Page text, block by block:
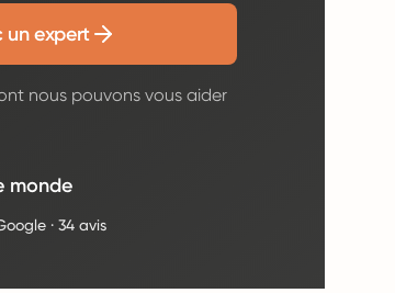
un expert
nous pouvons vous aider
monde
·34 avis